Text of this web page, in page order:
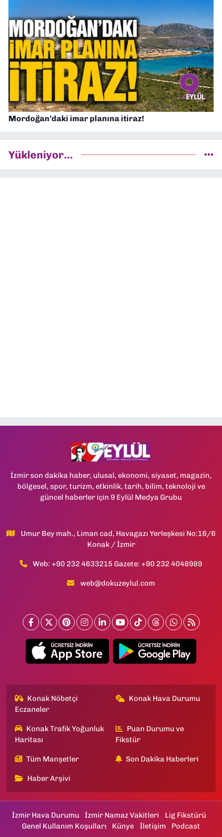
Mordoğan’daki imar planına itiraz!
Yükleniyor...
İzmir son dakika haber, ulusal, ekonomi, siyaset, magazin,
bölgesel, spor, turizm, etkinlik, tarih, bilim, teknoloji ve
güncel haberler için 9 Eylül Medya Grubu
Umur Bey mah., Liman cad, Havagazı Yerleşkesi No:16/6
Konak / İzmir
Web: +90 232 4633215 Gazete: +90 232 4048989
web@dokuzeylul.com
Konak Nöbetçi
Eczaneler
Konak Hava Durumu
Konak Trafik Yoğunluk
Haritası
Puan Durumu ve
Fikstür
Tüm Manşetler Son Dakika Haberleri
Haber Arşivi
İzmir Hava Durumu İzmir Namaz Vakitleri
Lig Fikstürü
Genel Kullanım Koşulları
Künye İletişim Podcast